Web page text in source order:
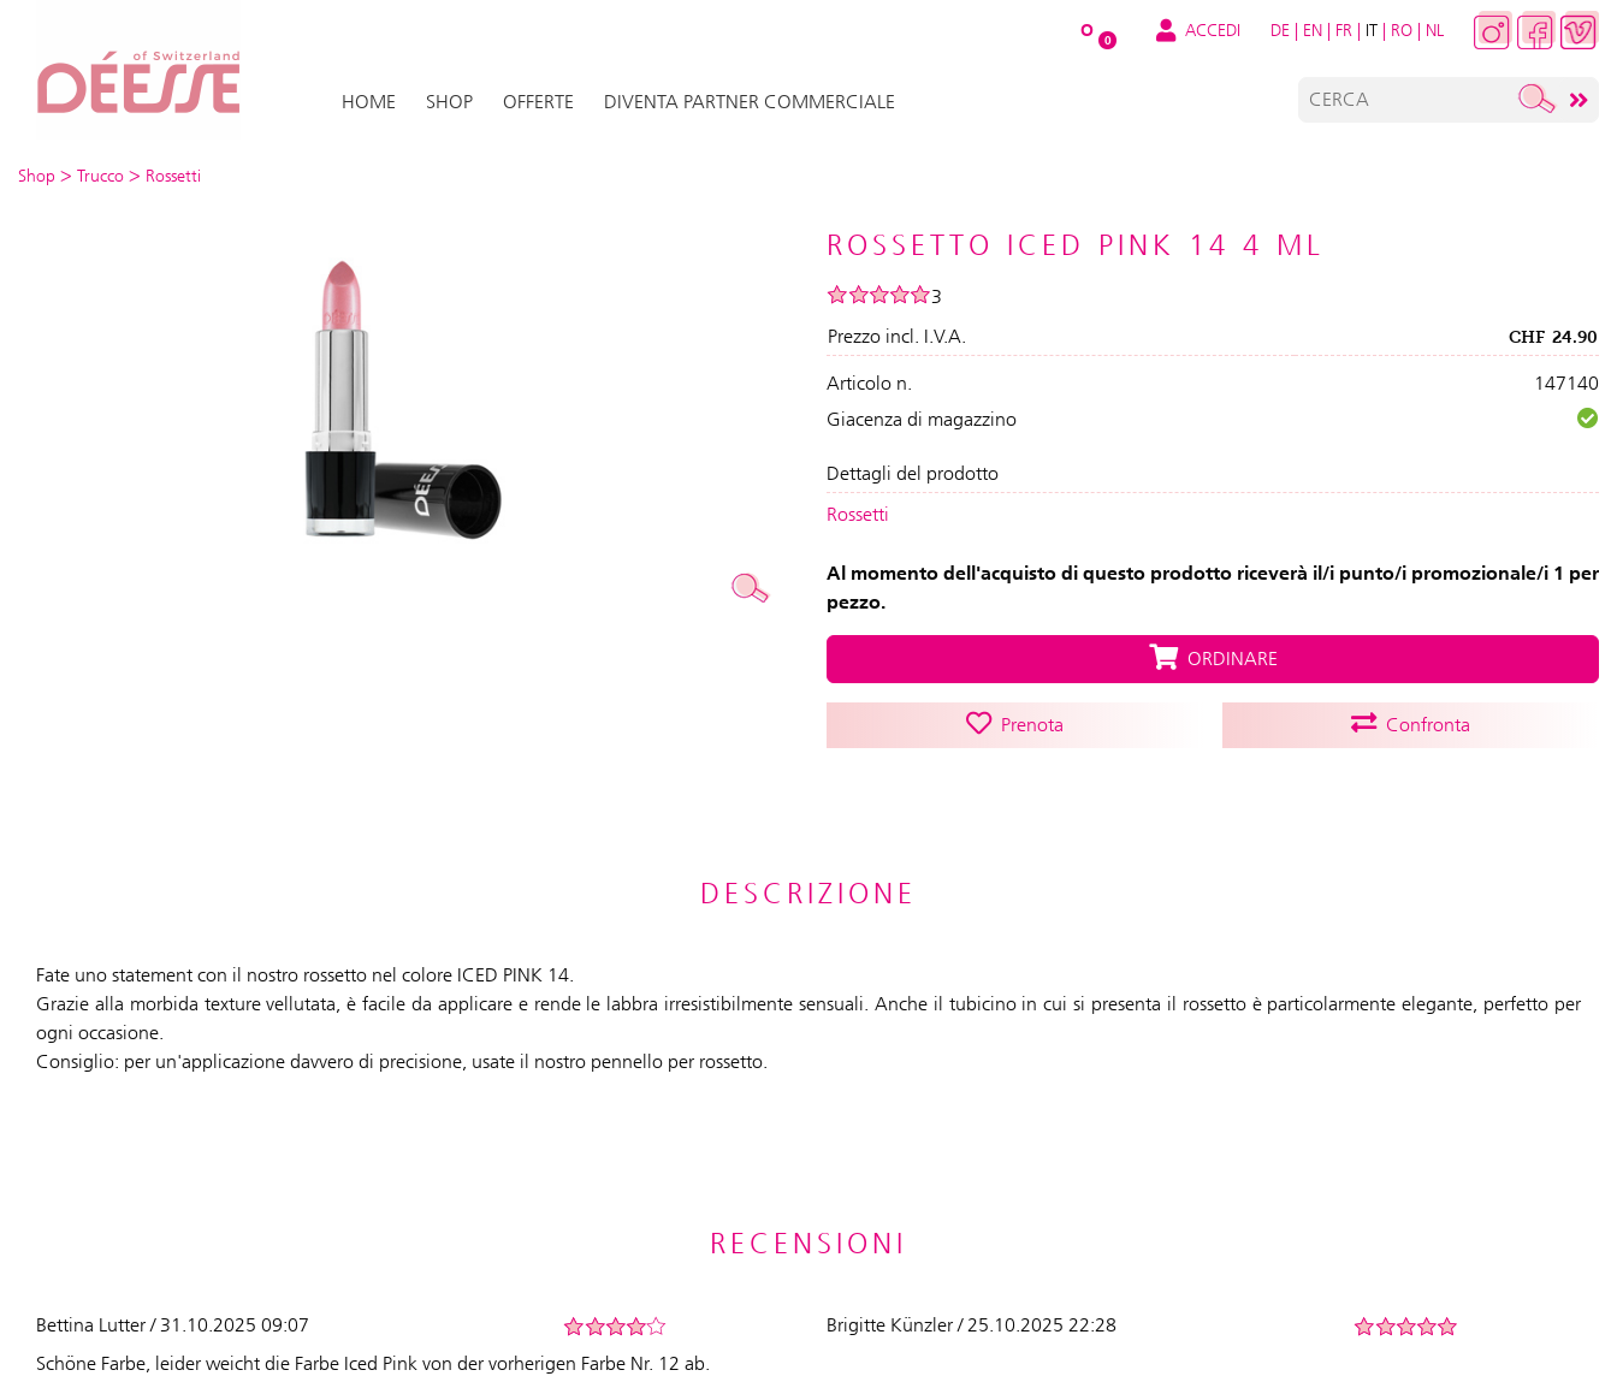
O 0 ACCEDI DE | EN | FR | IT | RO | NL
HOME SHOP OFFERTE DIVENTA PARTNER COMMERCIALE
Shop > Trucco > Rossetti
ROSSETTO ICED PINK 14 4 ML
3
Prezzo incl. I.V.A.
CHF 24.90
Articolo n.
147140
Giacenza di magazzino
Dettagli del prodotto
Rossetti
Al momento dell'acquisto di questo prodotto riceverà il/i punto/i promozionale/i 1 per
pezzo.
ORDINARE
Prenota Confronta
DESCRIZIONE
Fate uno statement con il nostro rossetto nel colore ICED PINK 14.
Grazie alla morbida texture vellutata, è facile da applicare e rende le labbra irresistibilmente sensuali. Anche il tubicino in cui si presenta il rossetto è particolarmente elegante, perfetto per
ogni occasione.
Consiglio: per un'applicazione davvero di precisione, usate il nostro pennello per rossetto.
RECENSIONI
Bettina Lutter / 31.10.2025 09:07
Schöne Farbe, leider weicht die Farbe Iced Pink von der vorherigen Farbe Nr. 12 ab.
Brigitte Künzler / 25.10.2025 22:28